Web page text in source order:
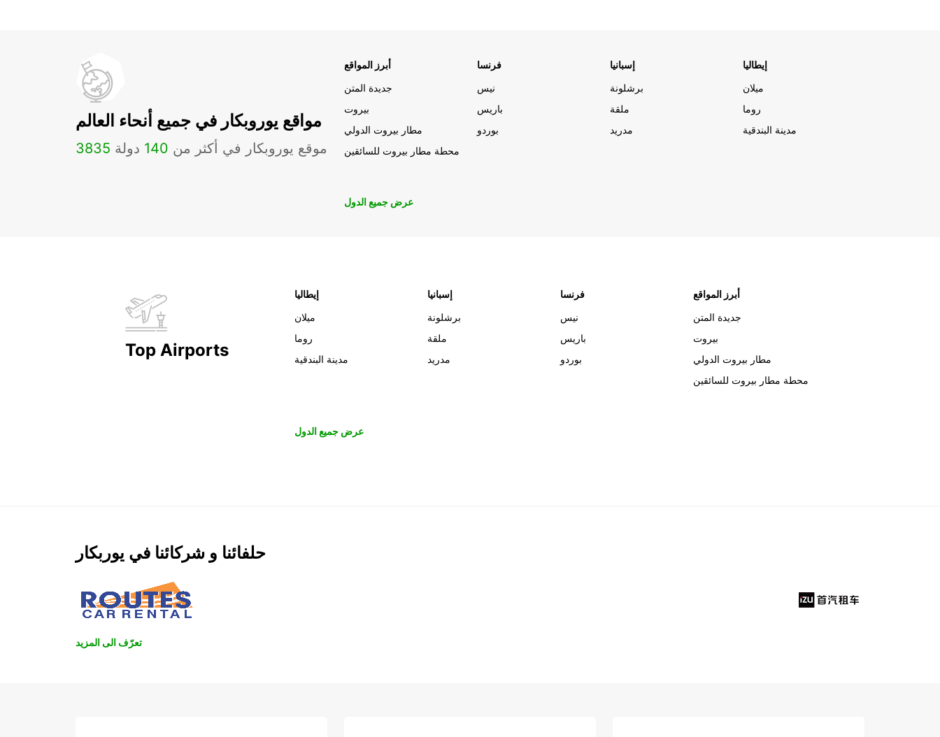
مواقع يوروبكار في جميع أنحاء العالم
3835 موقع يوروبكار في أكثر من 140 دولة
أبرز المواقع
جديدة المتن
بيروت
مطار بيروت الدولي
محطة مطار بيروت للسائقين
فرنسا
نيس
باريس
بوردو
إسبانيا
برشلونة
ملقة
مدريد
إيطاليا
ميلان
روما
مدينة البندقية
عرض جميع الدول
Top Airports
إيطاليا
ميلان
روما
مدينة البندقية
إسبانيا
برشلونة
ملقة
مدريد
فرنسا
نيس
باريس
بوردو
أبرز المواقع
جديدة المتن
بيروت
مطار بيروت الدولي
محطة مطار بيروت للسائقين
عرض جميع الدول
حلفائنا و شركائنا في يوربكار
تعرّف الى المزيد